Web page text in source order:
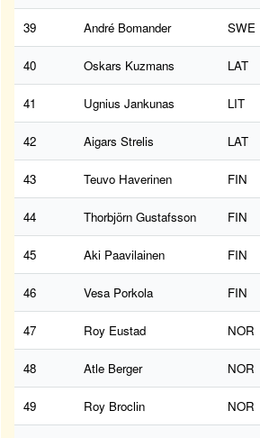
39 André Bomander SWE
40 Oskars Kuzmans LAT
41 Ugnius Jankunas LIT
42 Aigars Strelis LAT
43 Teuvo Haverinen FIN
44 Thorbjörn Gustafsson FIN
45 Aki Paavilainen FIN
46 Vesa Porkola FIN
47 Roy Eustad NOR
48 Atle Berger NOR
49 Roy Broclin NOR